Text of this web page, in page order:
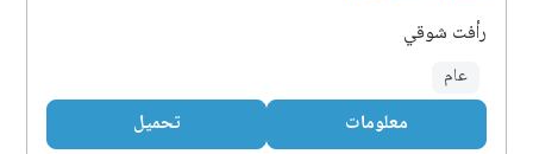
رأفت شوقي
عام
معلومات تحميل